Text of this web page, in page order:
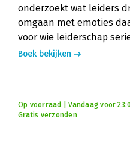
onderzoekt wat leiders
omgaan met emoties
voor wie leiderschap
Boek bekijken
Op voorraad | Vandaag voor
Gratis verzonden